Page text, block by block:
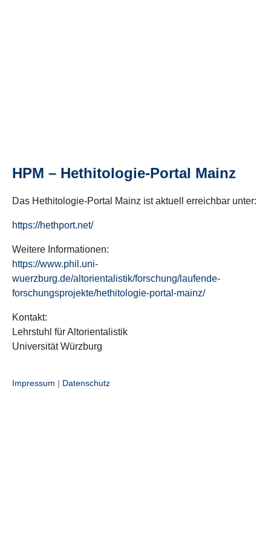
HPM – Hethitologie-Portal Mainz
Das Hethitologie-Portal Mainz ist aktuell erreichbar unter:
https://hethport.net/
Weitere Informationen:
https://www.phil.uni-
wuerzburg.de/altorientalistik/forschung/laufende-
forschungsprojekte/hethitologie-portal-mainz/
Kontakt:
Lehrstuhl für Altorientalistik
Universität Würzburg
Impressum | Datenschutz